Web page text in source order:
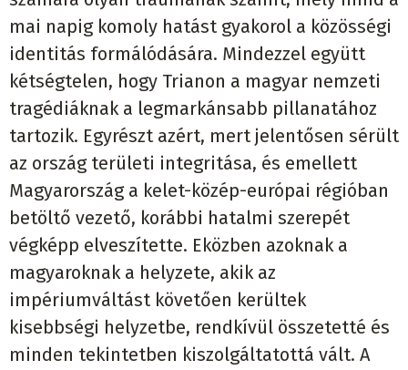
mai napig komoly hatást gyakorol a közösségi
identitás formálódására. Mindezzel együtt
kétségtelen, hogy Trianon a magyar nemzeti
tragédiáknak a legmarkánsabb pillanatához
tartozik. Egyrészt azért, mert jelentősen sérült
az ország területi integritása, és emellett
Magyarország a kelet-közép-európai régióban
betöltő vezető, korábbi hatalmi szerepét
végképp elveszítette. Eközben azoknak a
magyaroknak a helyzete, akik az
impériumváltást követően kerültek
kisebbségi helyzetbe, rendkívül összetetté és
minden tekintetben kiszolgáltatottá vált. A